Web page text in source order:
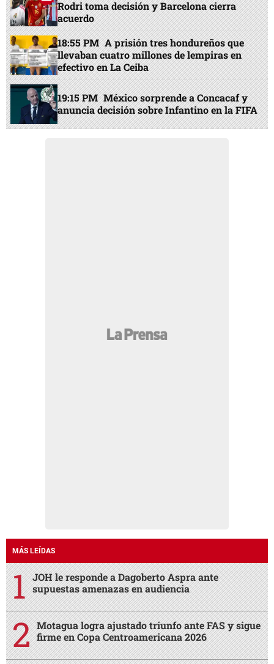
Rodri toma decisión y Barcelona cierra
acuerdo
18:55 PM A prisión tres hondureños que
llevaban cuatro millones de lempiras en
efectivo en La Ceiba
19:15 PM México sorprende a Concacaf y
anuncia decisión sobre Infantino en la FIFA
MÁS LEÍDAS
JOH le responde a Dagoberto Aspra ante
supuestas amenazas en audiencia
Motagua logra ajustado triunfo ante FAS y sigue
firme en Copa Centroamericana 2026